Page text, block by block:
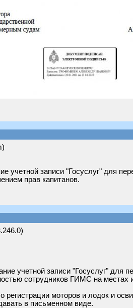
учетной записи "Госуслуг" для
прав капитанов.
учетной записи "Госуслуг" для
сотрудников ГИМС на местах
регистрации моторов и лодок и
в письменном виде.